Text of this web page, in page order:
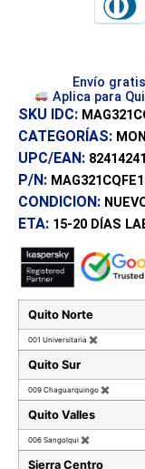
Envío
Aplica para
SKU IDC:
CATEGORÍAS:
UPC/EAN:
P/N:
CONDICION:
ETA: 15-20 DÍAS
Quito Norte
001 Universitaria ✖
Quito Sur
009 Chaguarquingo ✖
Quito Valles
006 Sangolqui ✖
Sierra Centro